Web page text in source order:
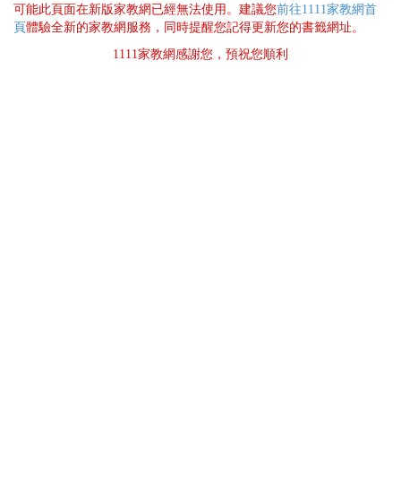
可能此頁面在新版家教網已經無法使用。建議您前往1111家教網首
頁體驗全新的家教網服務，同時提醒您記得更新您的書籤網址。
1111家教網感謝您，預祝您順利